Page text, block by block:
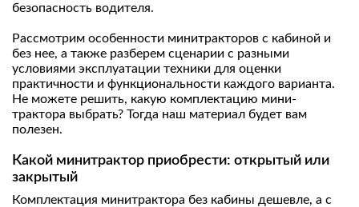
безопасность водителя.
Рассмотрим особенности минитракторов с кабиной и
без нее, а также разберем сценарии с разными
условиями эксплуатации техники для оценки
практичности и функциональности каждого варианта.
Не можете решить, какую комплектацию мини-
трактора выбрать? Тогда наш материал будет вам
полезен.
Какой минитрактор приобрести: открытый или
закрытый
Комплектация минитрактора без кабины дешевле, а с